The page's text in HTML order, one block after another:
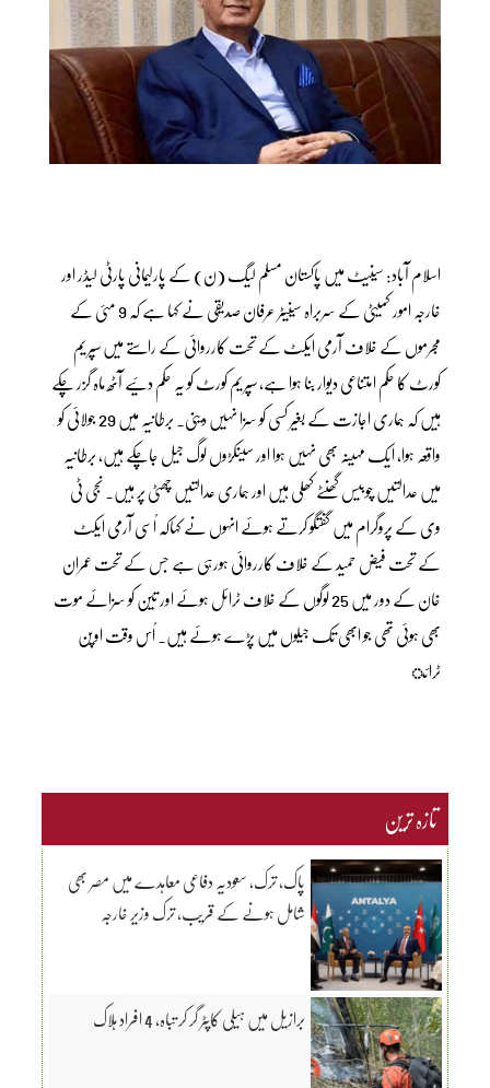
اسلام آباد: سینیٹ میں پاکستان مسلم لیگ (ن) کے پارلیمانی پارٹی لیڈر اور
خارجہ امور کمیٹی کے سربراہ سینیٹر عرفان صدیقی نے کہا ہے کہ 9 مئی کے
مجرموں کے خلاف آرمی ایکٹ کے تحت کارروائی کے راستے میں سپریم
کورٹ کا حکم امتناعی دیوار بنا ہوا ہے، سپریم کورٹ کو یہ حکم دئیے آٹھ ماہ گزر چکے
ہیں کہ ہماری اجازت کے بغیر کسی کو سزا نہیں دینی۔ برطانیہ میں 29 جولائی کو
واقعہ ہوا، ایک مہینہ بھی نہیں ہوا اور سینکڑوں لوگ جیل جاچکے ہیں، برطانیہ
میں عدالتیں چوبیس گھنٹے کھلی ہیں اور ہماری عدالتیں چھٹی پر ہیں۔ نجی ٹی
وی کے پروگرام میں گفتگو کرتے ہوئے انہوں نے کہاکہ اُسی آرمی ایکٹ
کے تحت فیض حمید کے خلاف کارروائی ہورہی ہے جس کے تحت عمران
خان کے دور میں 25 لوگوں کے خلاف ٹرائل ہوئے اور تین کو سزائے موت
بھی ہوئی تھی جو ابھی تک جیلوں میں پڑے ہوئے ہیں۔ اُس وقت اوپن
ٹرائ
تازہ ترین
پاک، ترک، سعودیہ دفاعی معاہدے میں مصر بھی
شامل ہونے کے قریب، ترک وزیر خارجہ
برازیل میں ہیلی کاپٹر گر کر تباہ، 4 افراد ہلاک